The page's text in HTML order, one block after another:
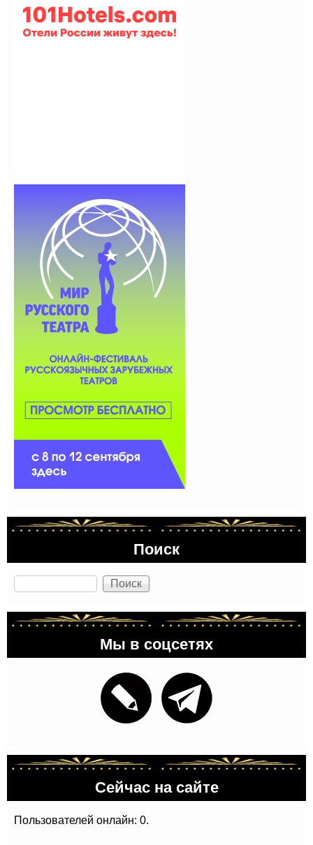
Поиск
Поиск
Мы в соцсетях
Сейчас на сайте
Пользователей онлайн: 0.